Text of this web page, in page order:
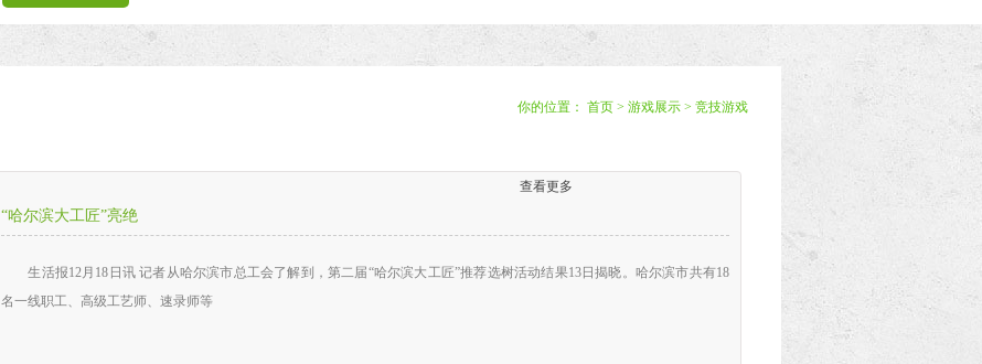
你的位置： 首页 > 游戏展示 > 竞技游戏
“哈尔滨大工匠”亮绝
查看更多
生活报12月18日讯 记者从哈尔滨市总工会了解到，第二届“哈尔滨大工匠”推荐选树活动结果13日揭晓。哈尔滨市共有18
名一线职工、高级工艺师、速录师等